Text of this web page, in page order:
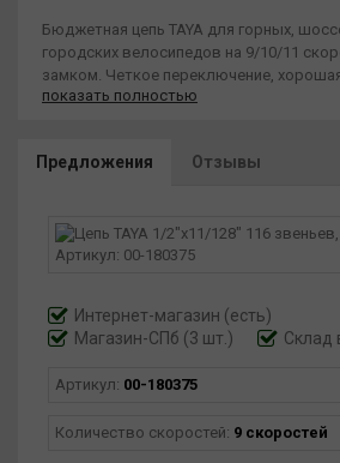
Бюджетная цепь TAYA для горных,
городских велосипедов на 9/10/11
замком. Четкое переключение,
удобный монтаж цепи. Размер звеньев -
показать полностью
Предложения Отзывы
Интернет-магазин (есть)
Магазин-СПб (3 шт.)
Склад
Артикул: 00-180375
Количество скоростей: 9 скоростей